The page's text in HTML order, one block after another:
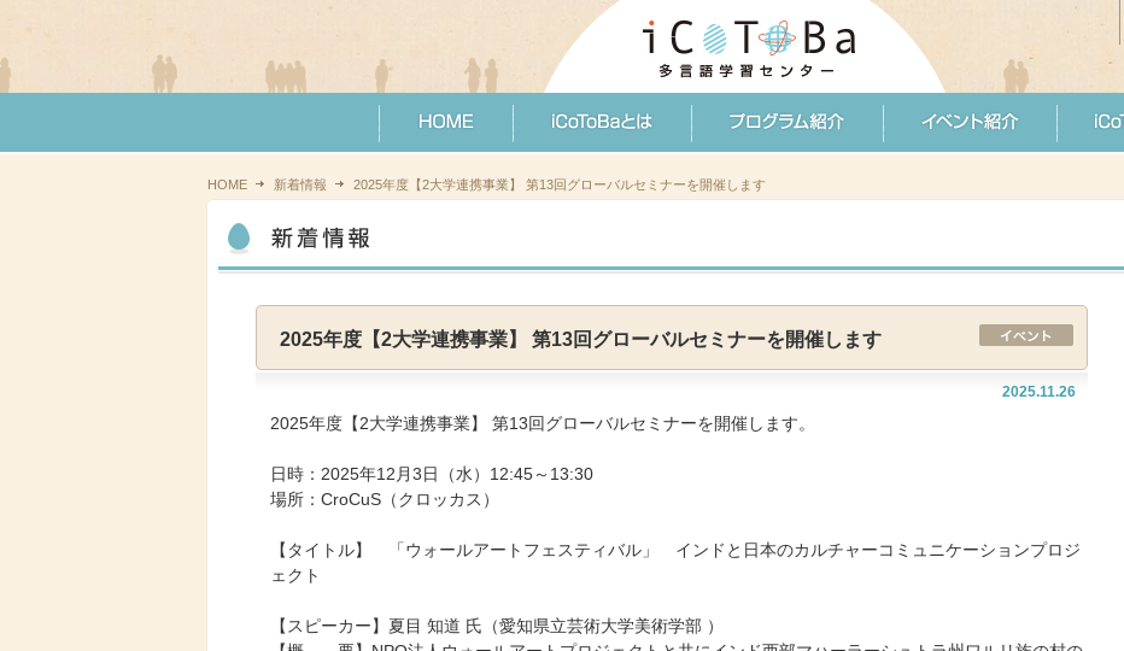
HOME 新着情報 2025年度【2大学連携事業】 第13回グローバルセミナーを開催します
2025年度【2大学連携事業】 第13回グローバルセミナーを開催します
2025.11.26
2025年度【2大学連携事業】 第13回グローバルセミナーを開催します。
日時：2025年12月3日（水）12:45～13:30
場所：CroCuS（クロッカス）
【タイトル】 「ウォールアートフェスティバル」 インドと日本のカルチャーコミュニケーションプロジ
ェクト
【スピーカー】夏目 知道 氏（愛知県立芸術大学美術学部 ）